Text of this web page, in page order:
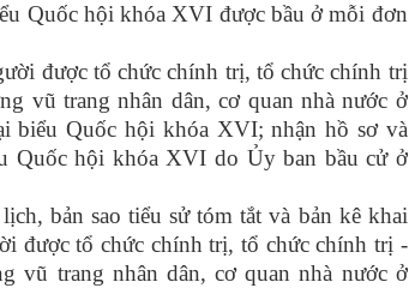
Quốc hội khóa XVI được bầu ở mỗi đơn
được tổ chức chính trị, tổ chức chính trị
vũ trang nhân dân, cơ quan nhà nước ở
biểu Quốc hội khóa XVI; nhận hồ sơ và
Quốc hội khóa XVI do Ủy ban bầu cử ở
bản sao tiểu sử tóm tắt và bản kê khai
được tổ chức chính trị, tổ chức chính trị -
vũ trang nhân dân, cơ quan nhà nước ở